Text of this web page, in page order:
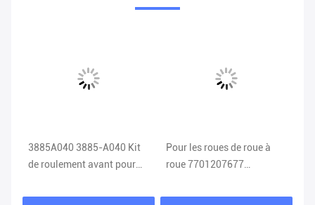
3885A040 3885-A040 Kit
de roulement avant pour
Pour les roues de roue à
roue 7701207677